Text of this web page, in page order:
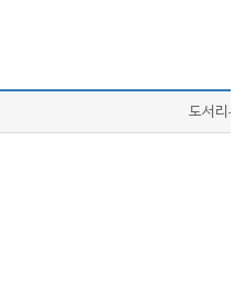
도서리뷰